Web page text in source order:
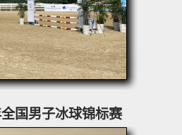
国男子冰球锦标赛